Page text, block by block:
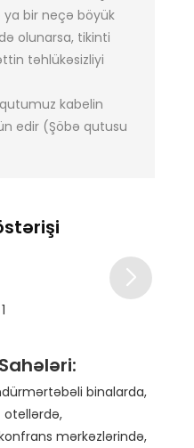
bir neçə böyük
olunarsa, tikinti
təhlükəsizliyi
kabelin
edir (Şöbə qutusu
1
binalarda,
otellərdə,
mərkəzlərində,